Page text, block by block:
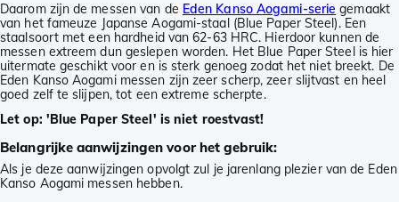
Daarom zijn de messen van de Eden Kanso Aogami-serie gemaakt
van het fameuze Japanse Aogami-staal (Blue Paper Steel). Een
staalsoort met een hardheid van 62-63 HRC. Hierdoor kunnen de
messen extreem dun geslepen worden. Het Blue Paper Steel is hier
uitermate geschikt voor en is sterk genoeg zodat het niet breekt. De
Eden Kanso Aogami messen zijn zeer scherp, zeer slijtvast en heel
goed zelf te slijpen, tot een extreme scherpte.
Let op: 'Blue Paper Steel' is niet roestvast!
Belangrijke aanwijzingen voor het gebruik:
Als je deze aanwijzingen opvolgt zul je jarenlang plezier van de Eden
Kanso Aogami messen hebben.